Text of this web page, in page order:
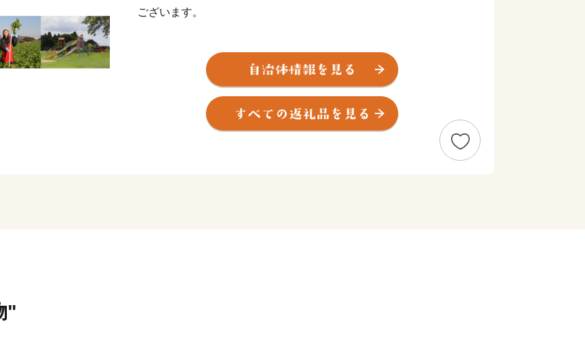
ございます。
《ちょうどいい”田舎”》
扶桑町は、愛知県の北西部に位置し、濃尾平野の一部をなす田園地
帯で、近年は名古屋市へのアクセスの良さから、ベッドタウンとし
て発展してきました。
町の中心地は幹線道路が走り住宅が多い景観となりますが、少し郊
"